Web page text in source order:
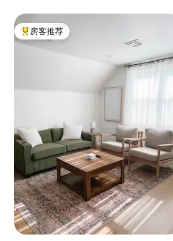
热门「房客推荐」
房客推荐